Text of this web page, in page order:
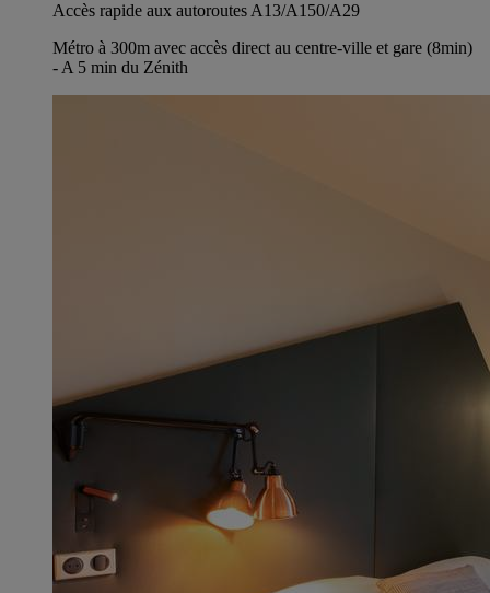
Accès rapide aux autoroutes A13/A150/A29
Métro à 300m avec accès direct au centre-ville et gare (8min)
- A 5 min du Zénith